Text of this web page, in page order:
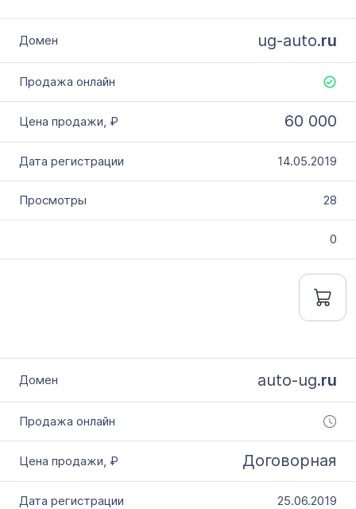
ug-auto.ru
60 000
14.05.2019
28
0
auto-ug.ru
Договорная
25.06.2019